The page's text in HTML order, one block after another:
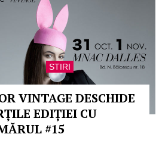
STIRI
VINTAGE DESCHIDE
EDIȚIEI CU
#15